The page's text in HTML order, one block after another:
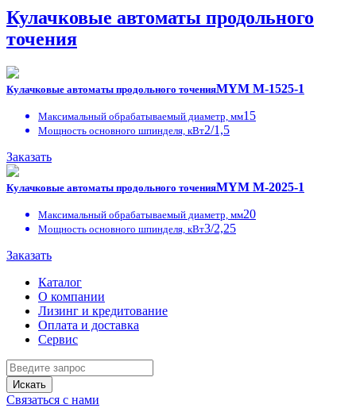
Кулачковые автоматы продольного
точения
Кулачковые автоматы продольного точенияMYM M-1525-1
Максимальный обрабатываемый диаметр, мм15
Мощность основного шпинделя, кВт2/1,5
Заказать
Кулачковые автоматы продольного точенияMYM M-2025-1
Максимальный обрабатываемый диаметр, мм20
Мощность основного шпинделя, кВт3/2,25
Заказать
Каталог
О компании
Лизинг и кредитование
Оплата и доставка
Сервис
Искать
Связаться с нами